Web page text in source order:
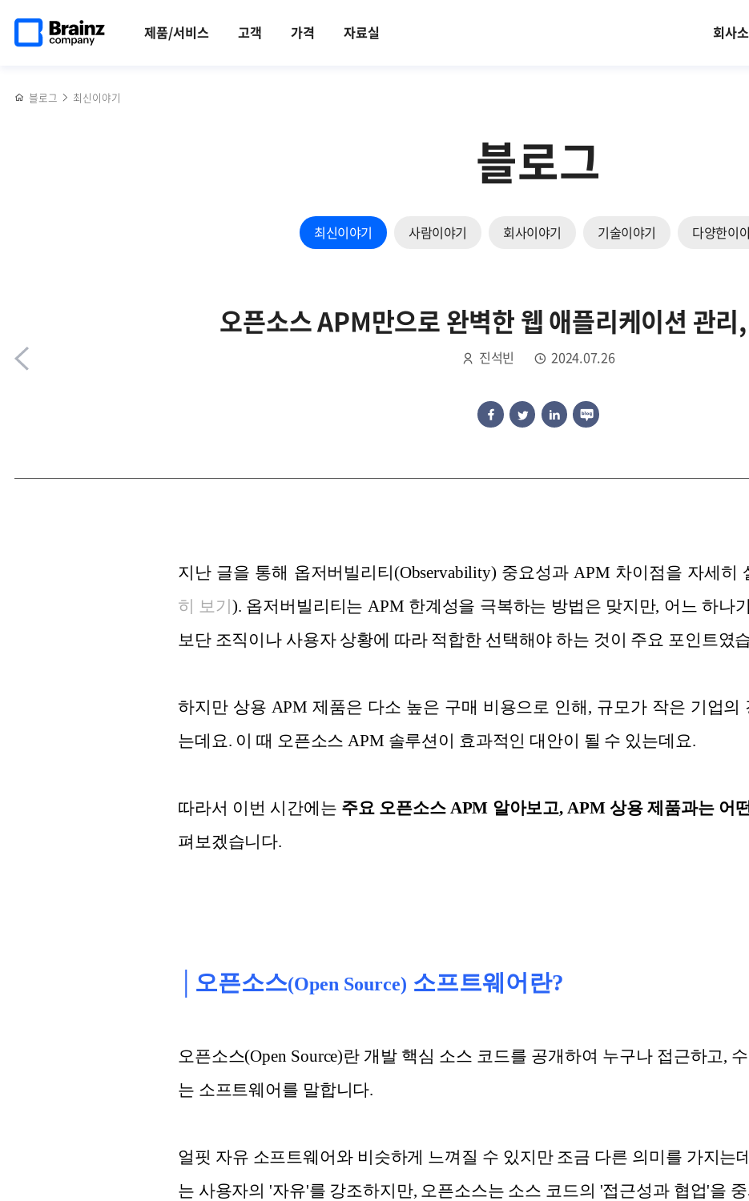
건너뛰기
제품/서비스 고객 가격 자료실 회사
페이지로
블로그 최신이야기
블로그
최신이야기 사람이야기 회사이야기 기술이야기 다양한이
대시보드
(Dashboard)
오픈소스 APM만으로 완벽한 웹 애플리케이션 관리
진석빈 2024.07.26
공유하기
공유하기
공유하기
공유하기
수집기
Fluentd에
지난 글을 통해 옵저버빌리티(Observability) 중요성과 APM 차이점을 자세히
히 보기). 옵저버빌리티는 APM 한계성을 극복하는 방법은 맞지만, 어느 하나
보단 조직이나 사용자 상황에 따라 적합한 선택해야 하는 것이 주요 포인트였
하지만 상용 APM 제품은 다소 높은 구매 비용으로 인해, 규모가 작은 기업의
는데요. 이 때 오픈소스 APM 솔루션이 효과적인 대안이 될 수 있는데요.
따라서 이번 시간에는 주요 오픈소스 APM 알아보고, APM 상용 제품과는 어
펴보겠습니다.
│오픈소스(Open Source) 소프트웨어란?
오픈소스(Open Source)란 개발 핵심 소스 코드를 공개하여 누구나 접근하고,
는 소프트웨어를 말합니다.
얼핏 자유 소프트웨어와 비슷하게 느껴질 수 있지만 조금 다른 의미를 가지는
는 사용자의 '자유'를 강조하지만, 오픈소스는 소스 코드의 '접근성과 협업'을